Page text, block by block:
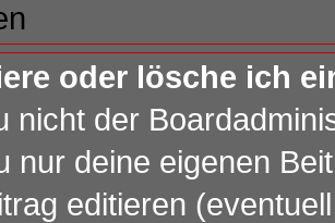
oder lösche ich
nicht der
nur deine eigenen
editieren